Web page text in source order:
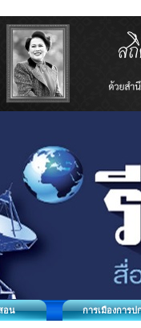
อน การเมืองการป